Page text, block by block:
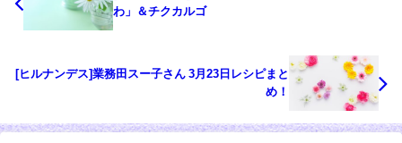
わ」＆チクカルゴ
[ヒルナンデス]業務田スー子さん 3月23日レシピまと
め！